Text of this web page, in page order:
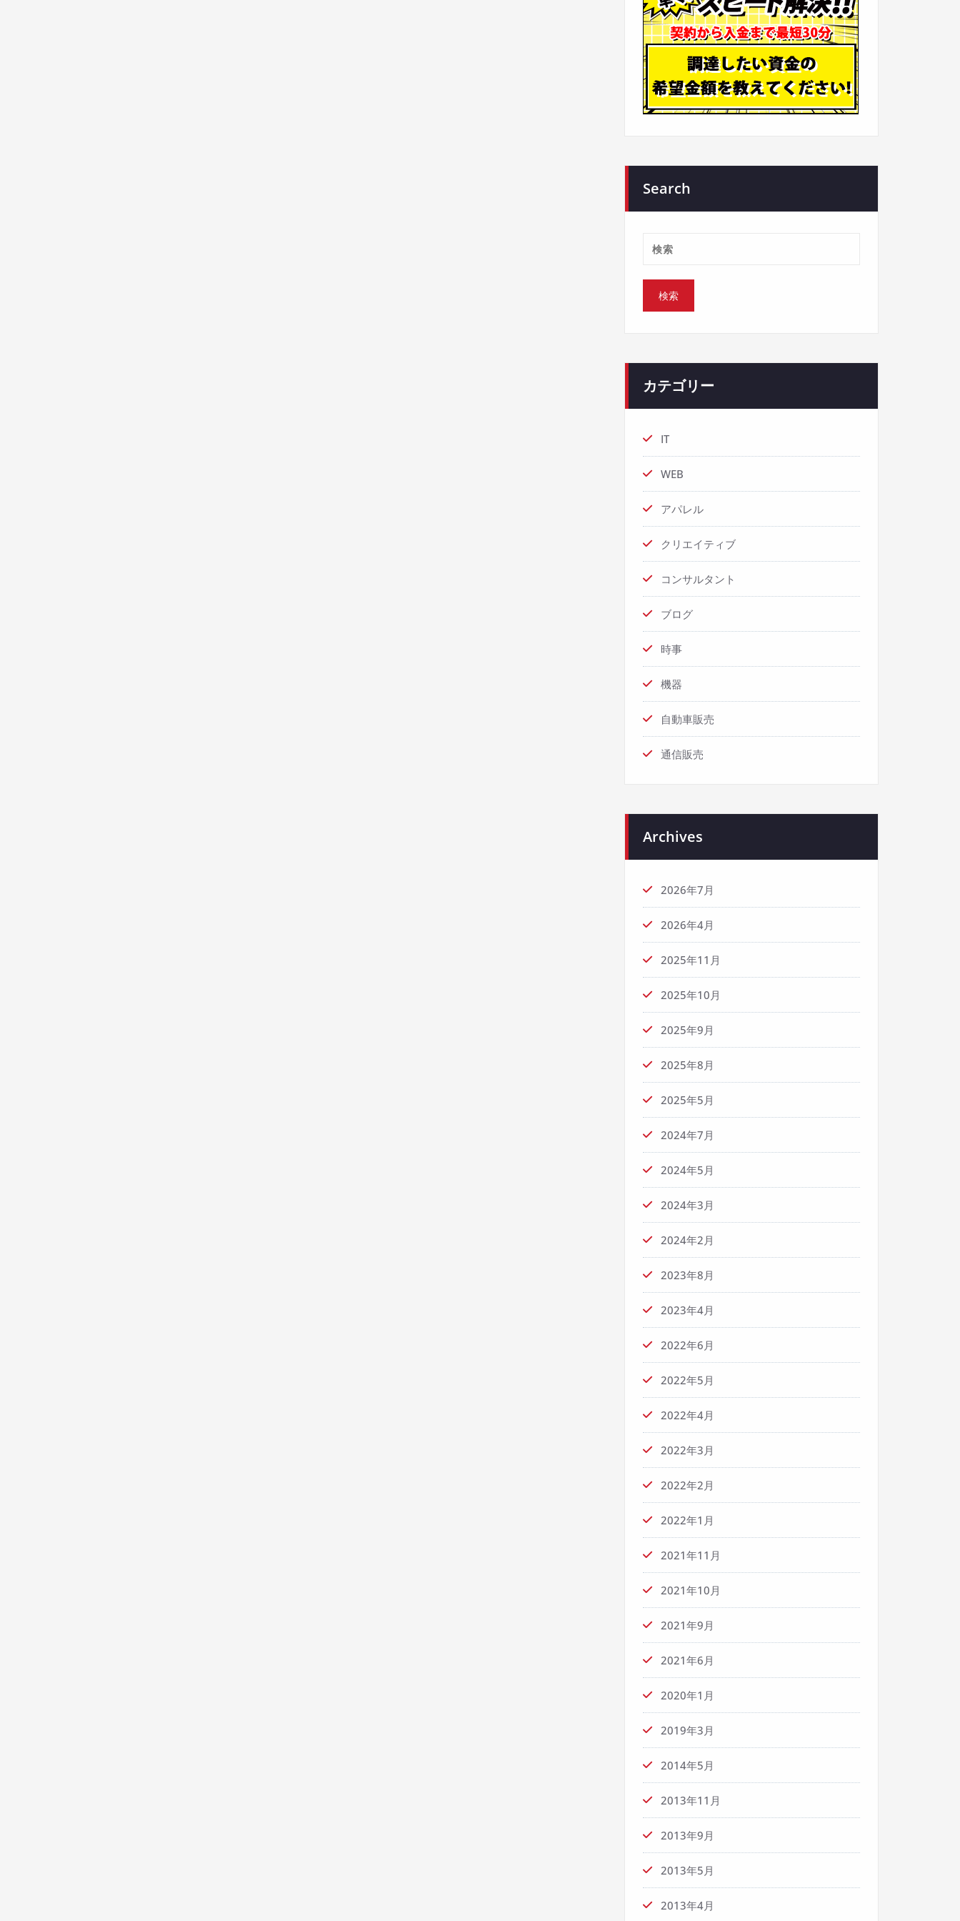
Search
カテゴリー
IT
WEB
アパレル
クリエイティブ
コンサルタント
ブログ
時事
機器
自動車販売
通信販売
Archives
2026年7月
2026年4月
2025年11月
2025年10月
2025年9月
2025年8月
2025年5月
2024年7月
2024年5月
2024年3月
2024年2月
2023年8月
2023年4月
2022年6月
2022年5月
2022年4月
2022年3月
2022年2月
2022年1月
2021年11月
2021年10月
2021年9月
2021年6月
2020年1月
2019年3月
2014年5月
2013年11月
2013年9月
2013年5月
2013年4月